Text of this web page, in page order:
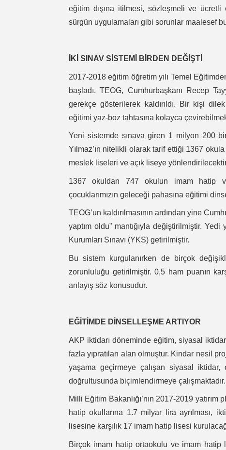
eğitim dışına itilmesi, sözleşmeli ve
sürgün uygulamaları gibi sorunlar maalesef
İKİ SINAV SİSTEMİ BİRDEN DEĞİŞTİ
2017-2018 eğitim öğretim yılı Temel
başladı. TEOG, Cumhurbaşkanı Recep
gerekçe gösterilerek kaldırıldı. Bir kişi
eğitimi yaz-boz tahtasına kolayca
Yeni sistemde sınava giren 1 milyon 200
Yılmaz’ın nitelikli olarak tarif ettiği 1367
meslek liseleri ve açık liseye
1367 okuldan 747 okulun imam hatip
çocuklarımızın geleceği pahasına eğitimi
TEOG’un kaldırılmasının ardından yine
yaptım oldu” mantığıyla değiştirilmiştir.
Kurumları Sınavı (YKS) getirilmiştir.
Bu sistem kurgulanırken de birçok
zorunluluğu getirilmiştir. 0,5 ham puanın
anlayış söz konusudur.
EĞİTİMDE DİNSELLEŞME ARTIYOR
AKP iktidarı döneminde eğitim, siyasal
fazla yıpratılan alan olmuştur. Kindar nesil
yaşama geçirmeye çalışan siyasal
doğrultusunda biçimlendirmeye çalışmaktadır.
Milli Eğitim Bakanlığı’nın 2017-2019
hatip okullarına 1.7 milyar lira ayrılması,
lisesine karşılık 17 imam hatip lisesi
Birçok imam hatip ortaokulu ve imam hatip